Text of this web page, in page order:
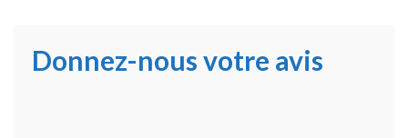
Donnez-nous votre avis